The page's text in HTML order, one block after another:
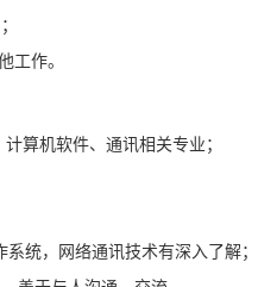
工作。
算机软件、通讯相关专业；
统，网络通讯技术有深入了解；